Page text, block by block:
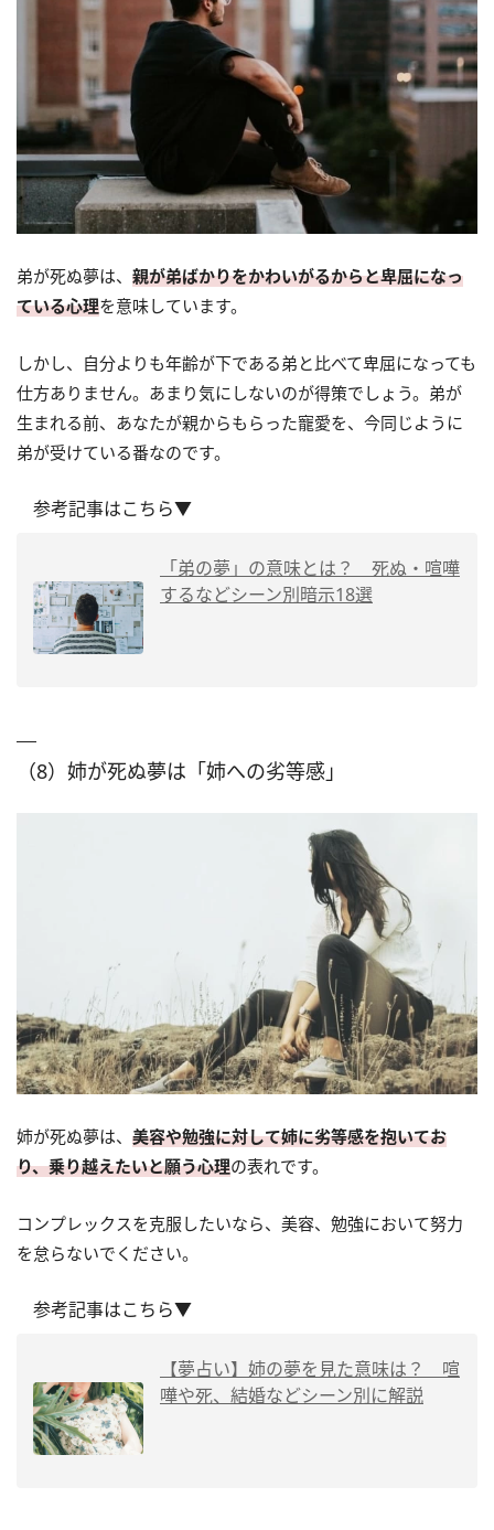
弟が死ぬ夢は、 親が弟ばかりをかわいがるからと卑屈になっ
ている心理を意味しています。
しかし、自分よりも年齢が下である弟と比べて卑屈になっても
仕方ありません。あまり気にしないのが得策でしょう。弟が
生まれる前、あなたが親からもらった寵愛を、今同じように
弟が受けている番なのです。
参考記事はこちら▼
「弟の夢」の意味とは？ 死ぬ・喧嘩
するなどシーン別暗示18選
（8）姉が死ぬ夢は「姉への劣等感」
姉が死ぬ夢は、 美容や勉強に対して姉に劣等感を抱いてお
り、乗り越えたいと願う心理の表れです。
コンプレックスを克服したいなら、美容、勉強において努力
を怠らないでください。
参考記事はこちら▼
【夢占い】姉の夢を見た意味は？ 喧
嘩や死、結婚などシーン別に解説